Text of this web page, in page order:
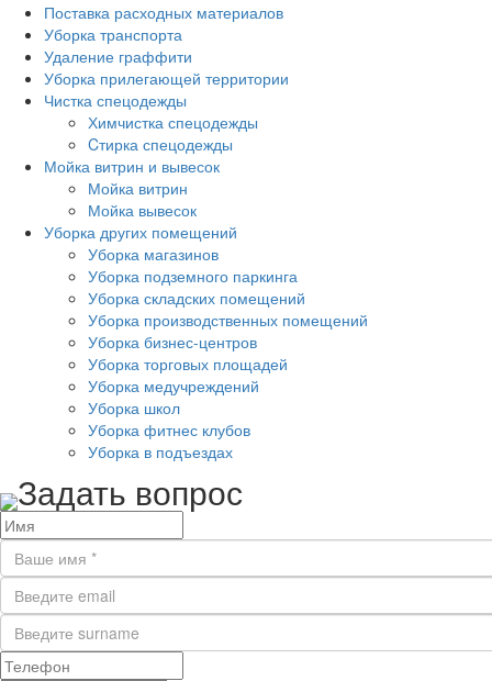
Поставка расходных материалов
Уборка транспорта
Удаление граффити
Уборка прилегающей территории
Чистка спецодежды
Химчистка спецодежды
Cтирка спецодежды
Мойка витрин и вывесок
Мойка витрин
Мойка вывесок
Уборка других помещений
Уборка магазинов
Уборка подземного паркинга
Уборка складских помещений
Уборка производственных помещений
Уборка бизнес-центров
Уборка торговых площадей
Уборка медучреждений
Уборка школ
Уборка фитнес клубов
Уборка в подъездах
Задать вопрос